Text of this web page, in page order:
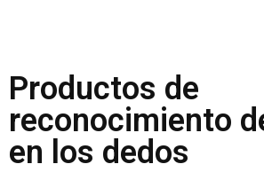
Productos de
reconocimiento
en los dedos